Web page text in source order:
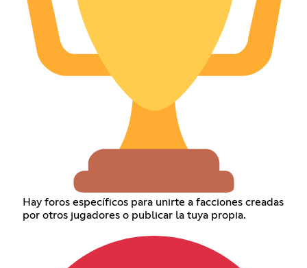
Hay foros específicos para unirte a facciones creadas
por otros jugadores o publicar la tuya propia.